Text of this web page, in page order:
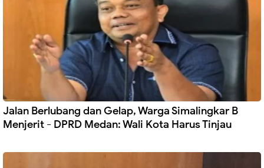
Jalan Berlubang dan Gelap, Warga Simalingkar B
Menjerit - DPRD Medan: Wali Kota Harus Tinjau